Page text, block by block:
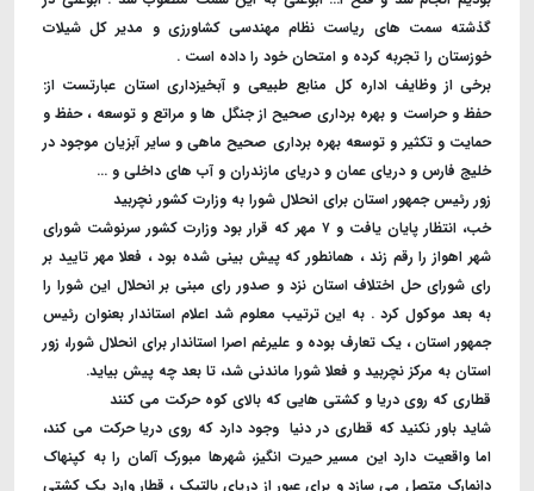
گذشته سمت های ریاست نظام مهندسی کشاورزی و مدیر کل شیلات
خوزستان را تجربه کرده و امتحان خود را داده است .
برخی از وظایف اداره کل منابع طبیعی و آبخیزداری استان عبارتست از:
حفظ و حراست و بهره برداری صحیح از جنگل ها و مراتع و توسعه ، حفظ و
حمایت و تکثیر و توسعه بهره برداری صحیح ماهی و سایر آبزیان موجود در
خلیج فارس و دریای عمان و دریای مازندران و آب های داخلی و ...
زور رئیس جمهور استان برای انحلال شورا به وزارت کشور نچربید
خب، انتظار پایان یافت و ۷ مهر که قرار بود وزارت کشور سرنوشت شورای
شهر اهواز را رقم زند ، همانطور که پیش بینی شده بود ، فعلا مهر تایید بر
رای شورای حل اختلاف استان نزد و صدور رای مبنی بر انحلال این شورا را
به بعد موکول کرد . به این ترتیب معلوم شد اعلام استاندار بعنوان رئیس
جمهور استان ، یک تعارف بوده و علیرغم اصرا استاندار برای انحلال شورا، زور
استان به مرکز نچربید و فعلا شورا ماندنی شد، تا بعد چه پیش بیاید.
قطاری که روی دریا و کشتی هایی که بالای کوه حرکت می کنند
شاید باور نکنید که قطاری در دنیا وجود دارد که روی دریا حرکت می کند،
اما واقعیت دارد این مسیر حیرت انگیز، شهرها مبورک آلمان را به کپنهاک
دانمارک متصل می سازد و برای عبور از دریای بالتیک ، قطار وارد یک کشتی